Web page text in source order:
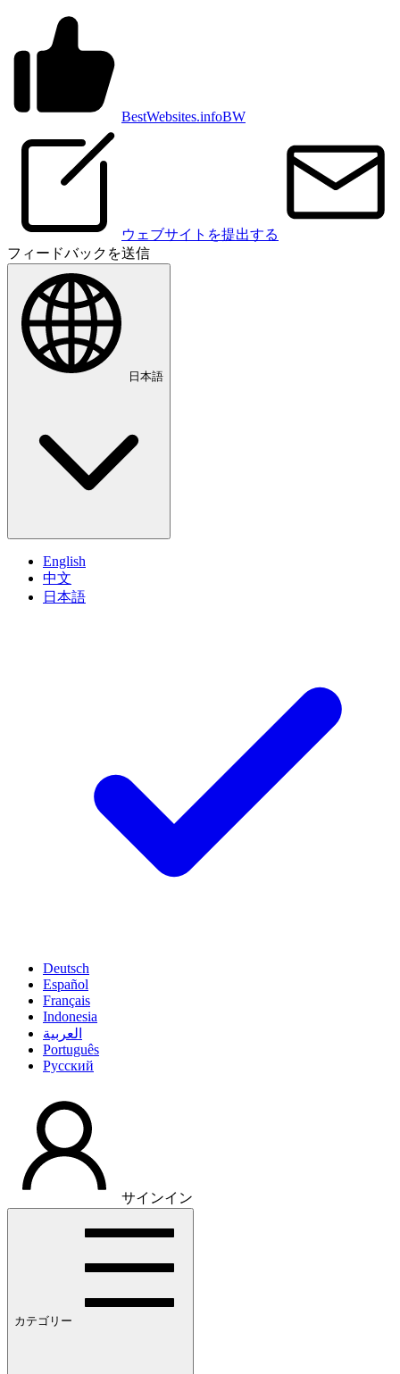
BestWebsites.infoBW
ウェブサイトを提出する
フィードバックを送信
日本語
English
中文
日本語
Deutsch
Español
Français
Indonesia
العربية
Português
Pусский
サインイン
カテゴリー